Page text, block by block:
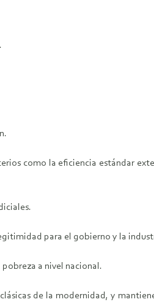
como la eficiencia estándar
para el gobierno y la
a nivel nacional.
de la modernidad, y